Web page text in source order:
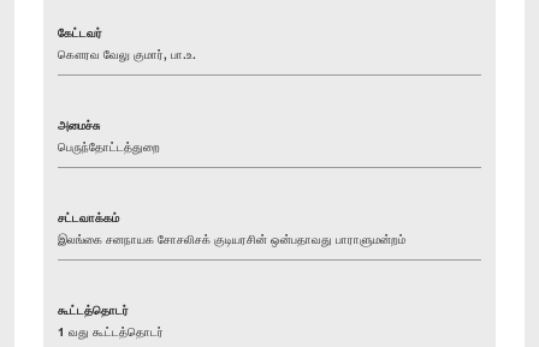
கேட்டவர்
கௌரவ வேலு குமார், பா.உ.
அமைச்சு
பெருந்தோட்டத்துறை
சட்டவாக்கம்
இலங்கை சனநாயக சோசலிசக் குடியரசின் ஒன்பதாவது பாராளுமன்றம்
கூட்டத்தொடர்
1 வது கூட்டத்தொடர்